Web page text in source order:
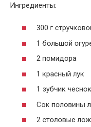
Ингредиенты:
300 г
1 большой
2 помидора
1 красный лук
1 зубчик
Сок половины
2 столовые